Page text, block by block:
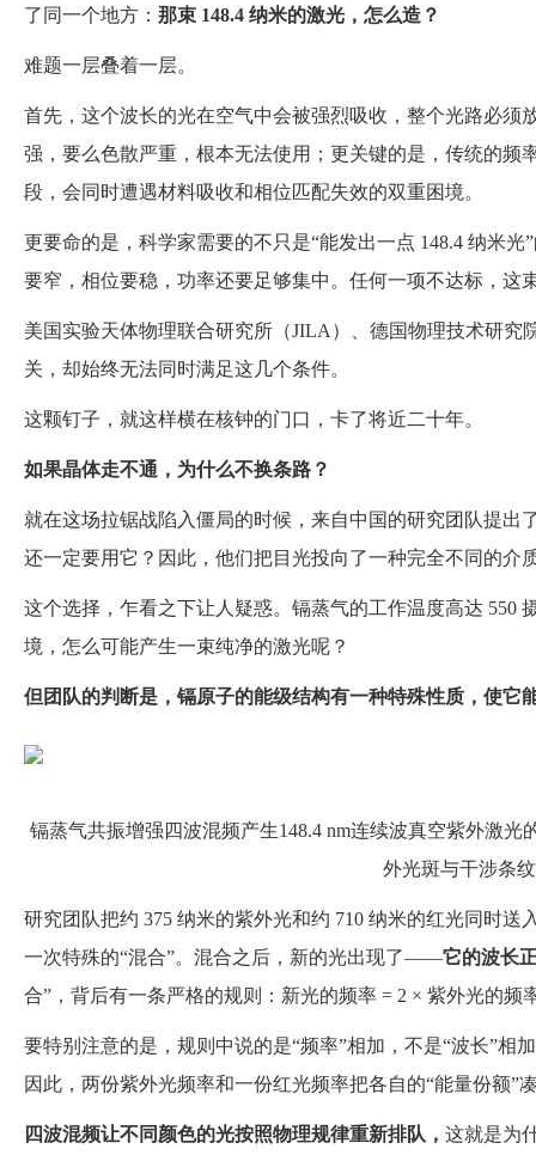
了同一个地方： 那束 148.4 纳米的激光，怎么造？
难题一层叠着一层。
首先，这个波长的光在空气中会被强烈吸收，整个光路必
强，要么色散严重，根本无法使用；更关键的是，传统的
段，会同时遭遇材料吸收和相位匹配失效的双重困境。
更要命的是，科学家需要的不只是“能发出一点 148.4 纳米
要窄，相位要稳，功率还要足够集中。任何一项不达标，这
美国实验天体物理联合研究所（JILA）、德国物理技术研
关，却始终无法同时满足这几个条件。
这颗钉子，就这样横在核钟的门口，卡了将近二十年。
如果晶体走不通，为什么不换条路？
就在这场拉锯战陷入僵局的时候，来自中国的研究团队提
还一定要用它？因此，他们把目光投向了一种完全不同的
这个选择，乍看之下让人疑惑。镉蒸气的工作温度高达 550
境，怎么可能产生一束纯净的激光呢？
但团队的判断是 ， 镉原子的能级结构有一种特殊性质，使它
镉蒸气共振增强四波混频产生148.4 nm连续波真空紫外激
外光斑与干涉条
研究团队把约 375 纳米的紫外光和约 710 纳米的红光同时
一次特殊的“混合”。混合之后，新的光出现了——它的波长
合”，背后有一条严格的规则：新光的频率 = 2 × 紫外光的频
要特别注意的是，规则中说的是“频率”相加，不是“波长”
因此，两份紫外光频率和一份红光频率把各自的“能量份额
四波混频让不同颜色的光按照物理规律重新排队， 这就是为